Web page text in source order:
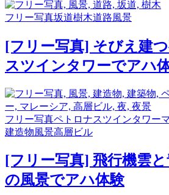
フリー写真坂道樹木道路風景
[フリー写真] そびえ建
スツインタワーでアハ
フリー写真ペトロナスツインタワー
建造物風景高層ビル
[フリー写真] 飛行機雲
の風景でアハ体験